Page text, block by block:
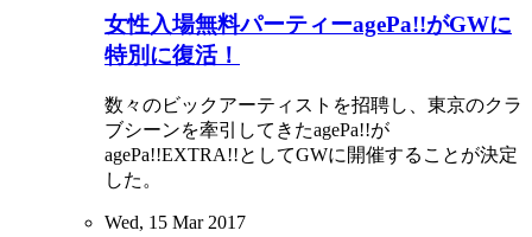
女性入場無料パーティーagePa!!がGWに
特別に復活！
数々のビックアーティストを招聘し、東京のクラ
ブシーンを牽引してきたagePa!!が
agePa!!EXTRA!!としてGWに開催することが決定
した。
Wed, 15 Mar 2017